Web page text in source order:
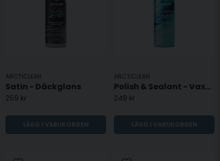
ARCTICLEAN
Satin - Däckglans
259 kr
LÄGG I VARUKORGEN
ARCTICLEAN
Polish & Sealant - Vaxpolish
249 kr
LÄGG I VARUKORGEN